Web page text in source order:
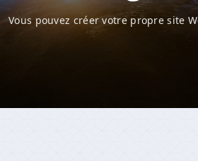
Vous pouvez créer votre propre site